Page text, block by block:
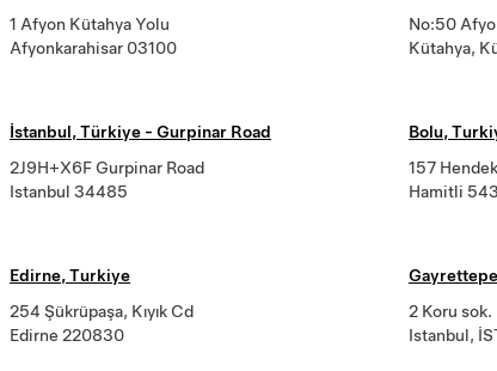
1 Afyon Kütahya Yolu
Afyonkarahisar 03100
No:50
Kütahya,
İstanbul, Türkiye - Gurpinar Road
2J9H+X6F Gurpinar Road
Istanbul 34485
Bolu,
157
Hamitli
Edirne, Turkiye
254 Şükrüpaşa, Kıyık Cd
Edirne 220830
2 Koru sok.
Istanbul,